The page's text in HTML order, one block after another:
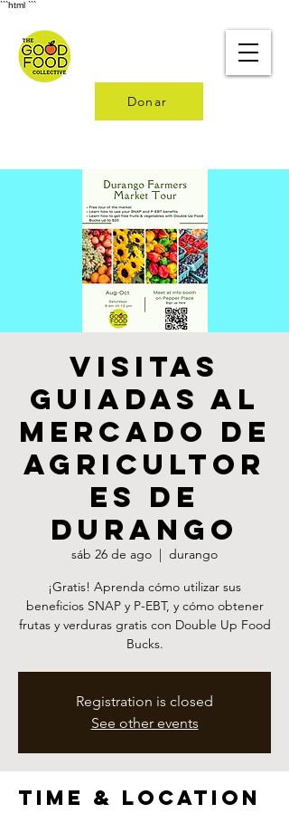
```html ```
Donar
Visitas
guiadas al
mercado de
agricultor
es de
Durango
sáb 26 de ago
  |
durango
¡Gratis! Aprenda cómo utilizar sus
beneficios SNAP y P-EBT, y cómo obtener
frutas y verduras gratis con Double Up Food
Bucks.
Registration is closed
See other events
Time & Location